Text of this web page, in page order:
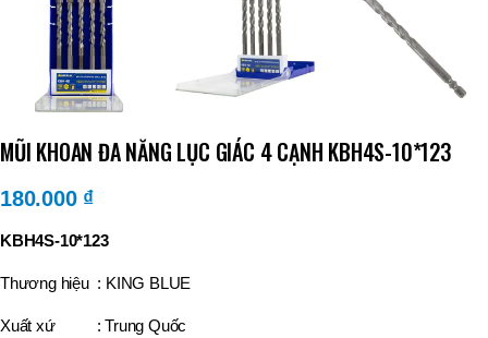
MŨI KHOAN ĐA NĂNG LỤC GIÁC 4 CẠNH KBH4S-10*123
180.000 ₫
KBH4S-10*123
Thương hiệu : KING BLUE
Xuất xứ : Trung Quốc